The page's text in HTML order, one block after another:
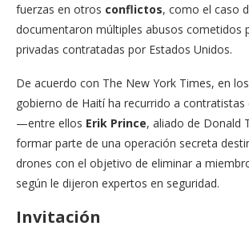
fuerzas en otros conflictos, como el caso
documentaron múltiples abusos cometidos
privadas contratadas por Estados Unidos.
De acuerdo con The New York Times, en
gobierno de Haití ha recurrido a contratistas
—entre ellos Erik Prince, aliado de Donald
formar parte de una operación secreta
drones con el objetivo de eliminar a
según le dijeron expertos en seguridad.
Invitación